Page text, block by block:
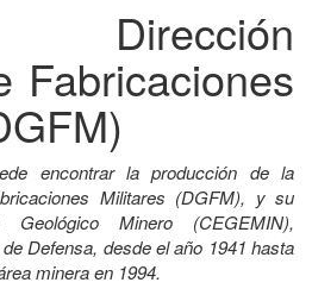
Dirección
Fabricaciones
encontrar la producción de la
Militares (DGFM), y su
Minero (CEGEMIN),
Defensa, desde el año 1941 hasta
minera en 1994.